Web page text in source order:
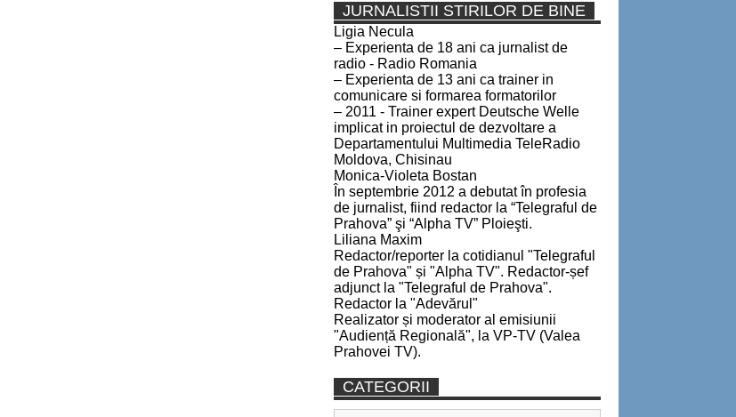
JURNALISTII STIRILOR DE BINE
Ligia Necula
– Experienta de 18 ani ca jurnalist de
radio - Radio Romania
– Experienta de 13 ani ca trainer in
comunicare si formarea formatorilor
– 2011 - Trainer expert Deutsche Welle
implicat in proiectul de dezvoltare a
Departamentului Multimedia TeleRadio
Moldova, Chisinau
Monica-Violeta Bostan
În septembrie 2012 a debutat în profesia
de jurnalist, fiind redactor la “Telegraful de
Prahova” şi “Alpha TV” Ploieşti.
Liliana Maxim
Redactor/reporter la cotidianul "Telegraful
de Prahova" și "Alpha TV". Redactor-șef
adjunct la "Telegraful de Prahova".
Redactor la "Adevărul"
Realizator și moderator al emisiunii
"Audiență Regională", la VP-TV (Valea
Prahovei TV).
CATEGORII
Categorii